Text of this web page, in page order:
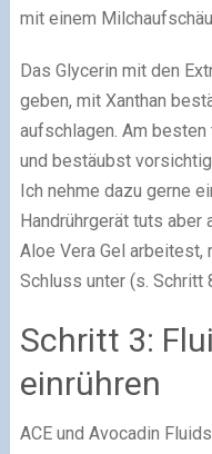
mit einem
Das Glycerin mit den
geben, mit Xanthan
aufschlagen. Am
und bestäubst
Ich nehme dazu gerne
Handrührgerät tuts
Aloe Vera Gel arbeitest,
Schluss unter (s. Schritt
Schritt 3:
einrühren
ACE und Avocadin